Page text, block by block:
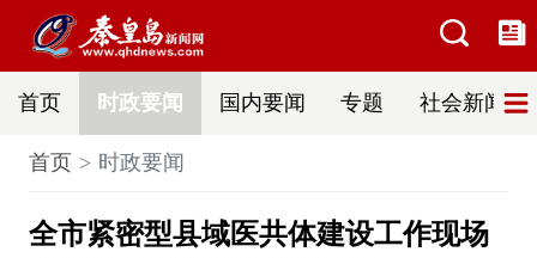
首页 时政要闻 国内要闻 专题 社会新闻
首页 时政要闻
全市紧密型县域医共体建设工作现场